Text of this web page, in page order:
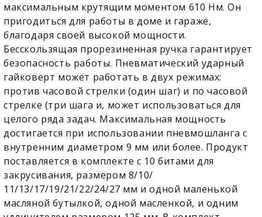
максимальным крутящим моментом 610 Нм. Он
пригодиться для работы в доме и гараже,
благодаря своей высокой мощности.
Бесскользящая прорезиненная ручка гарантирует
безопасность работы. Пневматический ударный
гайковерт может работать в двух режимах:
против часовой стрелки (один шаг) и по часовой
стрелке (три шага и, может использоваться для
целого ряда задач. Максимальная мощность
достигается при использовании пневмошланга с
внутренним диаметром 9 мм или более. Продукт
поставляется в комплекте с 10 битами для
закрусивания, размером 8/10/
11/13/17/19/21/22/24/27 мм и одной маленькой
масляной бутылкой, одной масленкой, и одним